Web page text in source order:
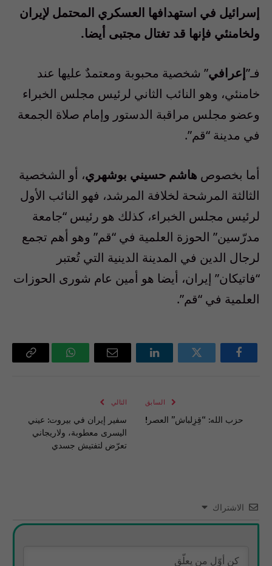
إسرائيل في استهدافها العسكري المحتمل لإيران
ولخامنئي فإنها قد تغتال مجتبى أيضا.
فـ”إعرافي” شخصية محبوبة ومعتمدٌ عليها عند
خامنئي، وهو النائب الثاني لرئيس مجلس الخبراء
وعضو مجلس مراقبة الدستور وإمام صلاة الجمعة
في مدينة “قم”.
أما بخصوص هاشم حسيني بوشهري، أو الشخصية
الثالثة المرشحة لخلافة المرشد، فهو النائب الأول
لرئيس مجلس الخبراء، كذلك هو رئيس “جامعة
مدرّسين” الحوزة العلمية في “قم” وهو أهم تجمع
لرجال الدين في المدينة الدينية التي تُعتبر
“فاتيكان” إيران، أيضا هو أمين عام شورى الحوزات
العلمية في “قم”.
فيسبوك تويتر لينكدإن
البريد
واتساب Copy
السابق
حزب الله: “قِزِلباش” العصر!
التالي
سفير إيران في بيروت: عيني
اليسرى معطوبة، ولاريجاني
تعرّض لتفتيش جسدي
الاشتراك